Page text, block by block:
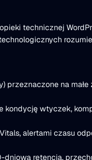
technicznej
na
wtyczek,
alertami czasu
retencją,